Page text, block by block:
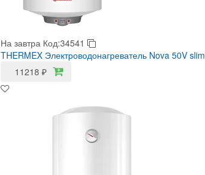
На завтра Код:34541
THERMEX Электроводонагреватель Nova 50V slim
11218 ₽